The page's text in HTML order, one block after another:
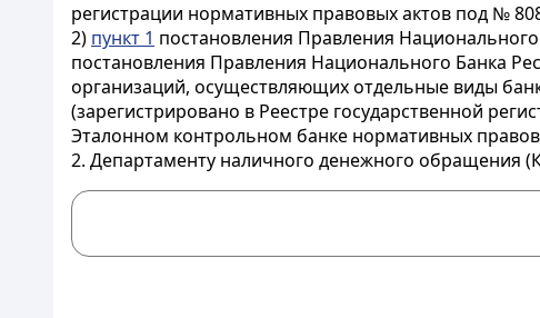
регистрации нормативных правовых актов под №
2) пункт 1 постановления Правления
постановления Правления Национального Банка
организаций, осуществляющих отдельные виды
(зарегистрировано в Реестре государственной
Эталонном контрольном банке нормативных
2. Департаменту наличного денежного обращения